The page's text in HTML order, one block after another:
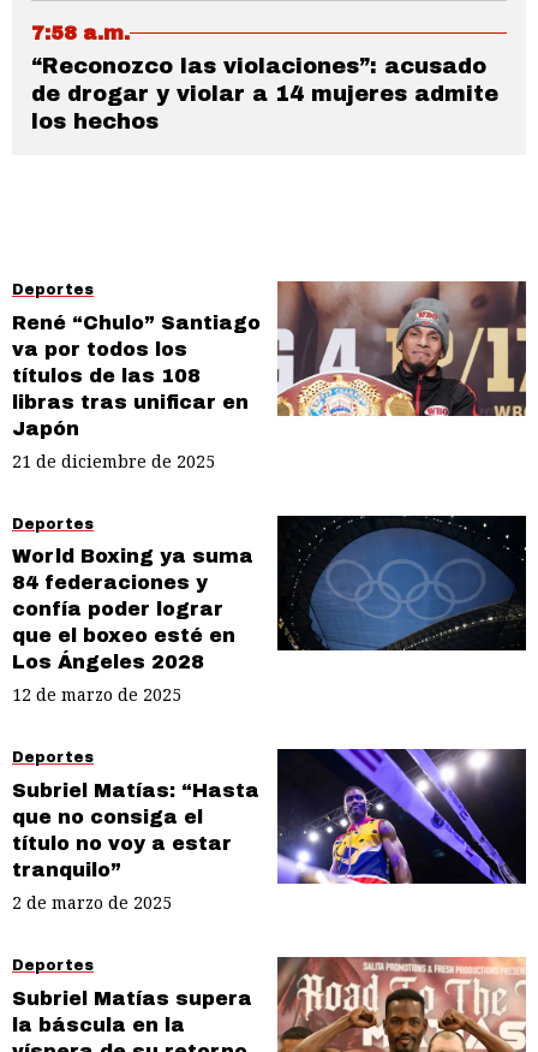
7:58 a.m.
“Reconozco las violaciones”: acusado
de drogar y violar a 14 mujeres admite
los hechos
Deportes
René “Chulo” Santiago
va por todos los
títulos de las 108
libras tras unificar en
Japón
21 de diciembre de 2025
Deportes
World Boxing ya suma
84 federaciones y
confía poder lograr
que el boxeo esté en
Los Ángeles 2028
12 de marzo de 2025
Deportes
Subriel Matías: “Hasta
que no consiga el
título no voy a estar
tranquilo”
2 de marzo de 2025
Deportes
Subriel Matías supera
la báscula en la